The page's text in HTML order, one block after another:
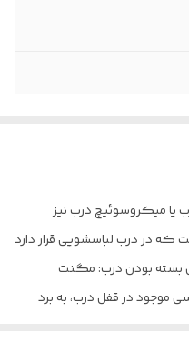
میکروسوئیچ درب نیز
در درب لباسشویی قرار دارد
بسته بودن درب: مگنت
موجود در قفل درب، به برد